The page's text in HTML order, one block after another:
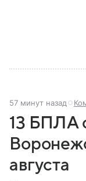
57 минут назад
13 БПЛА
августа